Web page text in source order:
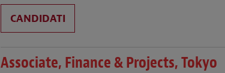
CANDIDATI
Associate, Finance & Projects, Tokyo